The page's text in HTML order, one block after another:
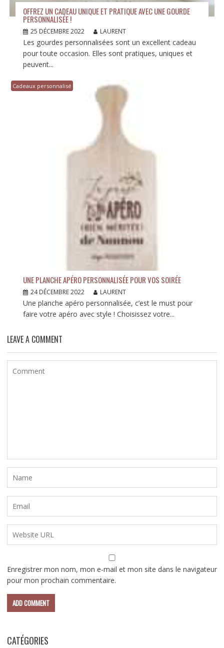
OFFREZ UN CADEAU UNIQUE ET PRATIQUE AVEC UNE GOURDE
PERSONNALISÉE !
25 DÉCEMBRE 2022 LAURENT
Les gourdes personnalisées sont un excellent cadeau
pour toute occasion. Elles sont pratiques, uniques et
peuvent...
Cadeaux personnalisé
UNE PLANCHE APÉRO PERSONNALISÉE POUR VOS SOIRÉE
24 DÉCEMBRE 2022 LAURENT
Une planche apéro personnalisée, c’est le must pour
faire votre apéro avec style ! Choisissez votre...
LEAVE A COMMENT
Enregistrer mon nom, mon e-mail et mon site dans le navigateur
pour mon prochain commentaire.
CATÉGORIES